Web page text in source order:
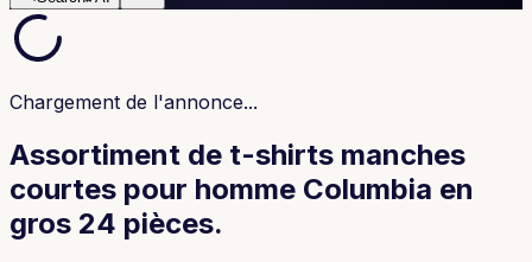
Chargement de l'annonce...
Assortiment de t-shirts manches
courtes pour homme Columbia en
gros 24 pièces.